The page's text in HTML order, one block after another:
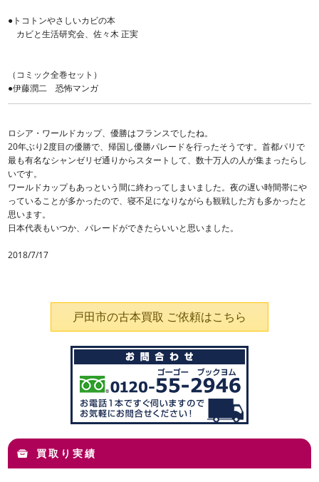
●トコトンやさしいカビの本
カビと生活研究会、佐々木 正実
（コミック全巻セット）
●伊藤潤二 恐怖マンガ
ロシア・ワールドカップ、優勝はフランスでしたね。
20年ぶり2度目の優勝で、帰国し優勝パレードを行ったそうです。首都パリで
最も有名なシャンゼリゼ通りからスタートして、数十万人の人が集まったらし
いです。
ワールドカップもあっという間に終わってしまいました。夜の遅い時間帯にや
っていることが多かったので、寝不足になりながらも観戦した方も多かったと
思います。
日本代表もいつか、パレードができたらいいと思いました。
2018/7/17
戸田市の古本買取 ご依頼はこちら
買取り実績